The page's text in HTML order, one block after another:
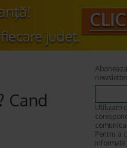
Cand
Utilizam
Pentru a
informatii